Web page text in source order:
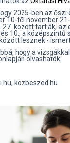
2025-ben az őszi
10-től november
27. között tartják, az
10., a középszintű
lesznek -
hogy a
olvashatók.
kozbeszed.hu